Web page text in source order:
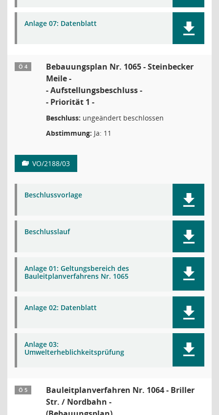
Anlage 07: Datenblatt
Ö 4
Bebauungsplan Nr. 1065 - Steinbecker
Meile -
- Aufstellungsbeschluss -
- Priorität 1 -
Beschluss: ungeändert beschlossen
Abstimmung: Ja: 11
VO/2188/03
Beschlussvorlage
Beschlusslauf
Anlage 01: Geltungsbereich des
Bauleitplanverfahrens Nr. 1065
Anlage 02: Datenblatt
Anlage 03:
Umwelterheblichkeitsprüfung
Ö 5
Bauleitplanverfahren Nr. 1064 - Briller
Str. / Nordbahn -